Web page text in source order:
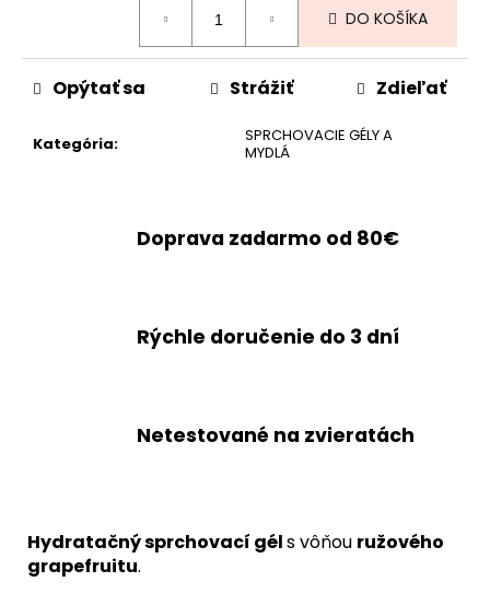
DO KOŠÍKA
Kategória:
SPRCHOVACIE GÉLY A
MYDLÁ
Opýtať sa Strážiť Zdieľať
Doprava zadarmo od 80€
Rýchle doručenie do 3 dní
Netestované na zvieratách
Hydratačný sprchovací géls vôňou ružového
grapefruitu.